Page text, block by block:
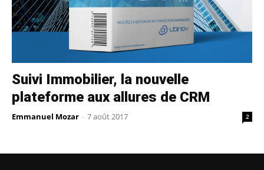
Suivi Immobilier, la nouvelle
plateforme aux allures de CRM
Emmanuel Mozar - 7 août 2017 2